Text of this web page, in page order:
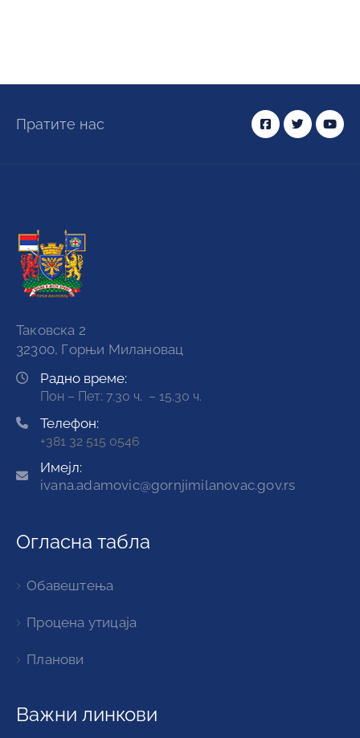
Пратите нас
Таковска 2
32300, Горњи Милановац
Радно време:
Пон – Пет: 7.30 ч. – 15.30 ч.
Телефон:
+381 32 515 0546
Имејл:
ivana.adamovic@gornjimilanovac.gov.rs
Огласна табла
Обавештења
Процена утицаја
Планови
Важни линкови